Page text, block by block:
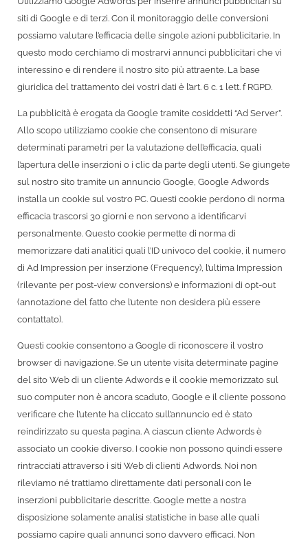
siti di Google e di terzi. Con il monitoraggio delle conversioni
possiamo valutare l’efficacia delle singole azioni pubblicitarie. In
questo modo cerchiamo di mostrarvi annunci pubblicitari che vi
interessino e di rendere il nostro sito più attraente. La base
giuridica del trattamento dei vostri dati è l’art. 6 c. 1 lett. f RGPD.
La pubblicità è erogata da Google tramite cosiddetti “Ad Server”.
Allo scopo utilizziamo cookie che consentono di misurare
determinati parametri per la valutazione dell’efficacia, quali
l’apertura delle inserzioni o i clic da parte degli utenti. Se giungete
sul nostro sito tramite un annuncio Google, Google Adwords
installa un cookie sul vostro PC. Questi cookie perdono di norma
efficacia trascorsi 30 giorni e non servono a identificarvi
personalmente. Questo cookie permette di norma di
memorizzare dati analitici quali l’ID univoco del cookie, il numero
di Ad Impression per inserzione (Frequency), l’ultima Impression
(rilevante per post-view conversions) e informazioni di opt-out
(annotazione del fatto che l’utente non desidera più essere
contattato).
Questi cookie consentono a Google di riconoscere il vostro
browser di navigazione. Se un utente visita determinate pagine
del sito Web di un cliente Adwords e il cookie memorizzato sul
suo computer non è ancora scaduto, Google e il cliente possono
verificare che l’utente ha cliccato sull’annuncio ed è stato
reindirizzato su questa pagina. A ciascun cliente Adwords è
associato un cookie diverso. I cookie non possono quindi essere
rintracciati attraverso i siti Web di clienti Adwords. Noi non
rileviamo né trattiamo direttamente dati personali con le
inserzioni pubblicitarie descritte. Google mette a nostra
disposizione solamente analisi statistiche in base alle quali
possiamo capire quali annunci sono davvero efficaci. Non